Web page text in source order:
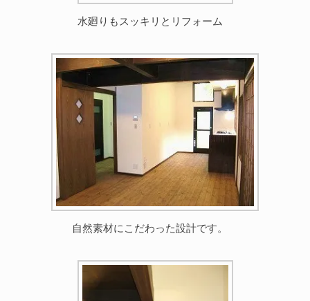
水廻りもスッキリとリフォーム
自然素材にこだわった設計です。